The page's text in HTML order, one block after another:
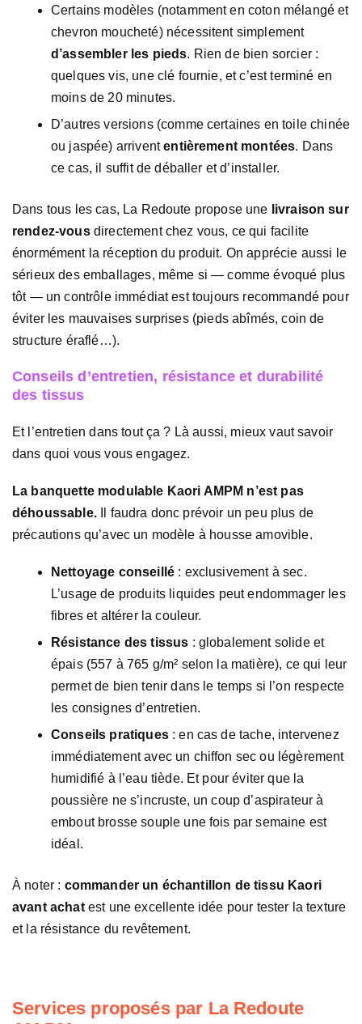
Certains modèles (notamment en coton mélangé et
chevron moucheté) nécessitent simplement
d’assembler les pieds. Rien de bien sorcier :
quelques vis, une clé fournie, et c’est terminé en
moins de 20 minutes.
D’autres versions (comme certaines en toile chinée
ou jaspée) arrivententièrement montées. Dans
ce cas, il suffit de déballer et d’installer.
Dans tous les cas, La Redoute propose une livraison sur
rendez-vousdirectement chez vous, ce qui facilite
énormément la réception du produit. On apprécie aussi le
sérieux des emballages, même si — comme évoqué plus
tôt — un contrôle immédiat est toujours recommandé pour
éviter les mauvaises surprises (pieds abîmés, coin de
structure éraflé…).
Conseils d’entretien, résistance et durabilité
des tissus
Et l’entretien dans tout ça ? Là aussi, mieux vaut savoir
dans quoi vous vous engagez.
La banquette modulable Kaori AMPM n’est pas
déhoussable.Il faudra donc prévoir un peu plus de
précautions qu’avec un modèle à housse amovible.
Nettoyage conseillé : exclusivement à sec.
L’usage de produits liquides peut endommager les
fibres et altérer la couleur.
Résistance des tissus : globalement solide et
épais (557 à 765 g/m² selon la matière), ce qui leur
permet de bien tenir dans le temps si l’on respecte
les consignes d’entretien.
Conseils pratiques: en cas de tache, intervenez
immédiatement avec un chiffon sec ou légèrement
humidifié à l’eau tiède. Et pour éviter que la
poussière ne s’incruste, un coup d’aspirateur à
embout brosse souple une fois par semaine est
idéal.
À noter : commander un échantillon de tissu Kaori
avant achatest une excellente idée pour tester la texture
et la résistance du revêtement.
Services proposés par La Redoute